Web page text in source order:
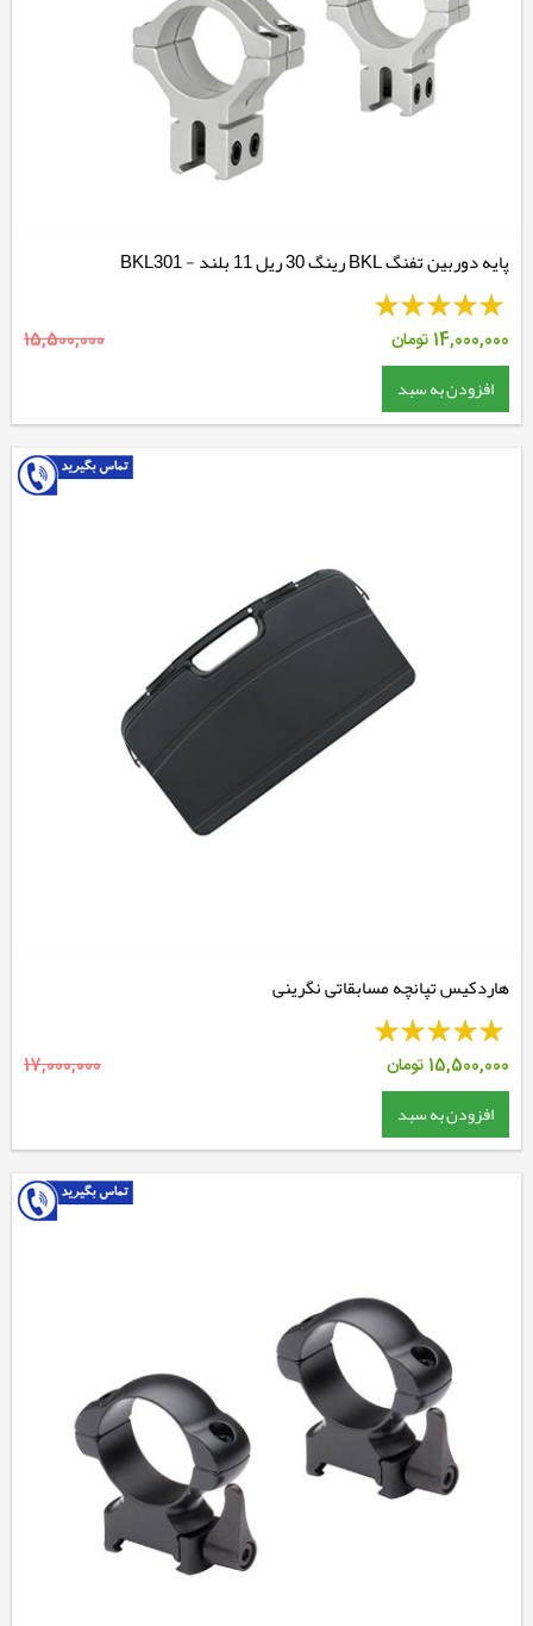
پایه دوربین تفنگ BKL رینگ 30 ریل 11 بلند - BKL301
14,000,000 تومان 15,500,000
افزودن به سبد
هاردکیس تپانچه مسابقاتی نگرینی
15,500,000 تومان 17,000,000
افزودن به سبد